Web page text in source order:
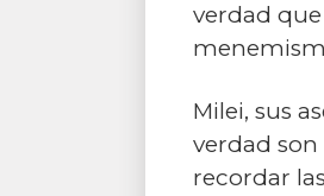
verdad
Milei, sus
verdad
recordar